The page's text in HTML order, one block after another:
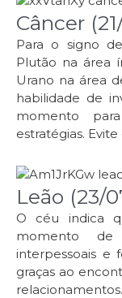
Câncer
Para o signo
Plutão na área
Urano na área
habilidade de
momento
estratégias.
Leão (23/
O céu indica
momento de
interpessoais e
graças ao